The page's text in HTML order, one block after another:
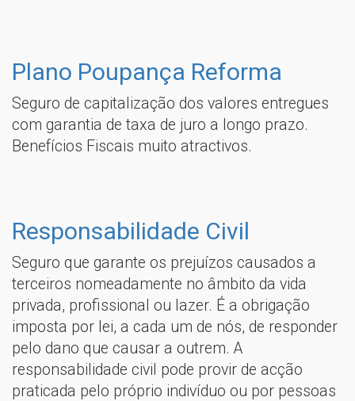
Plano Poupança Reforma
Seguro de capitalização dos valores entregues
com garantia de taxa de juro a longo prazo.
Benefícios Fiscais muito atractivos.
Responsabilidade Civil
Seguro que garante os prejuízos causados a
terceiros nomeadamente no âmbito da vida
privada, profissional ou lazer. É a obrigação
imposta por lei, a cada um de nós, de responder
pelo dano que causar a outrem. A
responsabilidade civil pode provir de acção
praticada pelo próprio indivíduo ou por pessoas